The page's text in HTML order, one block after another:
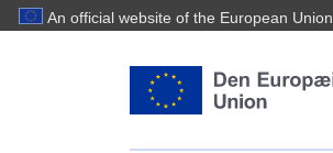
An official website of the European Union